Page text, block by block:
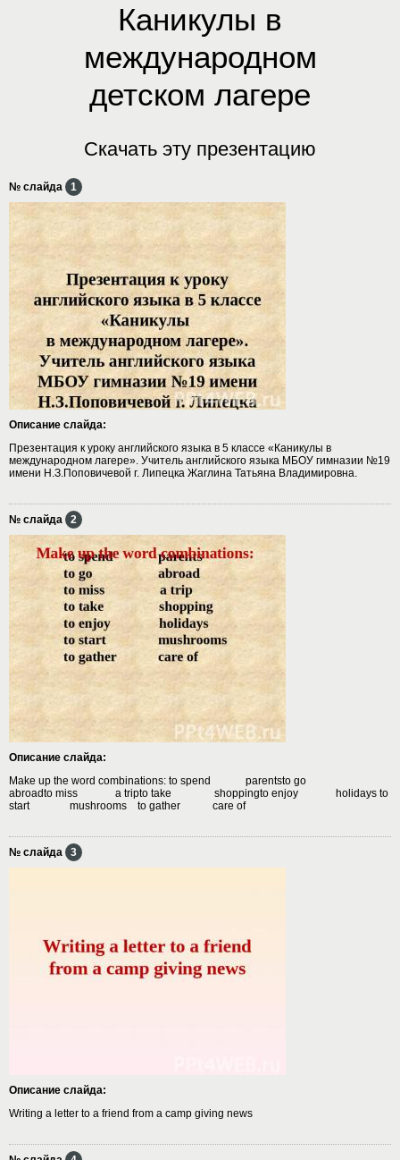
Каникулы в
международном
детском лагере
Скачать эту презентацию
№ слайда 1
Описание слайда:
Презентация к уроку английского языка в 5 классе «Каникулы в
международном лагере». Учитель английского языка МБОУ гимназии №19
имени Н.З.Поповичевой г. Липецка Жаглина Татьяна Владимировна.
№ слайда 2
Описание слайда:
Make up the word combinations: to spend parentsto go
abroadto miss a tripto take shoppingto enjoy holidays to
start mushrooms to gather care of
№ слайда 3
Описание слайда:
Writing a letter to a friend from a camp giving news